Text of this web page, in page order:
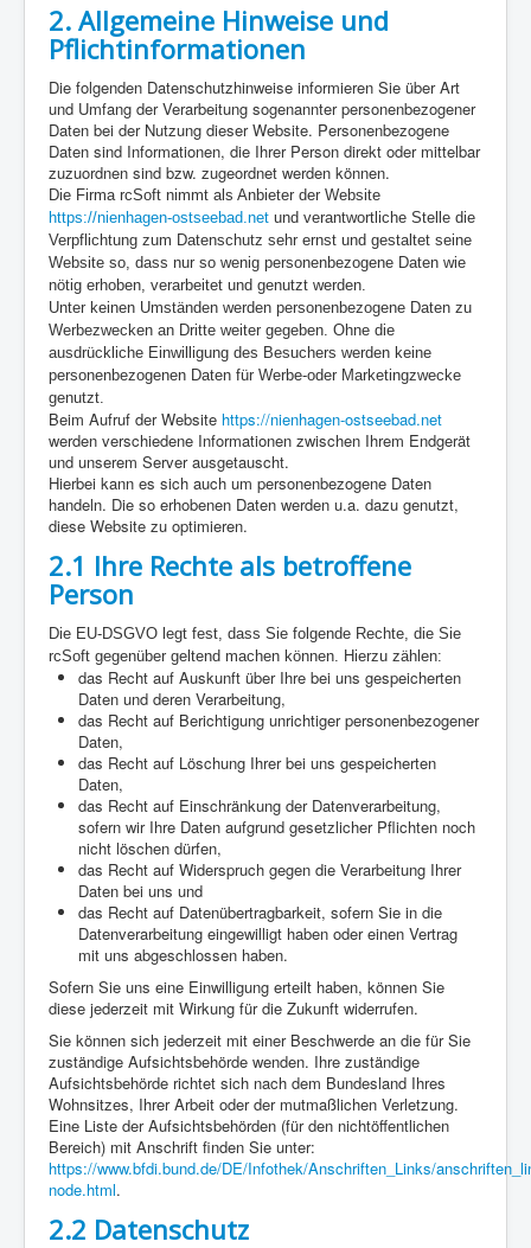
2. Allgemeine Hinweise und
Pflichtinformationen
Die folgenden Datenschutzhinweise informieren Sie über Art
und Umfang der Verarbeitung sogenannter personenbezogener
Daten bei der Nutzung dieser Website. Personenbezogene
Daten sind Informationen, die Ihrer Person direkt oder mittelbar
zuzuordnen sind bzw. zugeordnet werden können.
Die Firma rcSoft nimmt als Anbieter der Website
https://nienhagen-ostseebad.net und verantwortliche Stelle die
Verpflichtung zum Datenschutz sehr ernst und gestaltet seine
Website so, dass nur so wenig personenbezogene Daten wie
nötig erhoben, verarbeitet und genutzt werden.
Unter keinen Umständen werden personenbezogene Daten zu
Werbezwecken an Dritte weiter gegeben. Ohne die
ausdrückliche Einwilligung des Besuchers werden keine
personenbezogenen Daten für Werbe-oder Marketingzwecke
genutzt.
Beim Aufruf der Website https://nienhagen-ostseebad.net
werden verschiedene Informationen zwischen Ihrem Endgerät
und unserem Server ausgetauscht.
Hierbei kann es sich auch um personenbezogene Daten
handeln. Die so erhobenen Daten werden u.a. dazu genutzt,
diese Website zu optimieren.
2.1 Ihre Rechte als betroffene
Person
Die EU-DSGVO legt fest, dass Sie folgende Rechte, die Sie
rcSoft gegenüber geltend machen können. Hierzu zählen:
das Recht auf Auskunft über Ihre bei uns gespeicherten
Daten und deren Verarbeitung,
das Recht auf Berichtigung unrichtiger personenbezogener
Daten,
das Recht auf Löschung Ihrer bei uns gespeicherten
Daten,
das Recht auf Einschränkung der Datenverarbeitung,
sofern wir Ihre Daten aufgrund gesetzlicher Pflichten noch
nicht löschen dürfen,
das Recht auf Widerspruch gegen die Verarbeitung Ihrer
Daten bei uns und
das Recht auf Datenübertragbarkeit, sofern Sie in die
Datenverarbeitung eingewilligt haben oder einen Vertrag
mit uns abgeschlossen haben.
Sofern Sie uns eine Einwilligung erteilt haben, können Sie
diese jederzeit mit Wirkung für die Zukunft widerrufen.
Sie können sich jederzeit mit einer Beschwerde an die für Sie
zuständige Aufsichtsbehörde wenden. Ihre zuständige
Aufsichtsbehörde richtet sich nach dem Bundesland Ihres
Wohnsitzes, Ihrer Arbeit oder der mutmaßlichen Verletzung.
Eine Liste der Aufsichtsbehörden (für den nichtöffentlichen
Bereich) mit Anschrift finden Sie unter:
https://www.bfdi.bund.de/DE/Infothek/Anschriften_Links/
node.html.
2.2 Datenschutz